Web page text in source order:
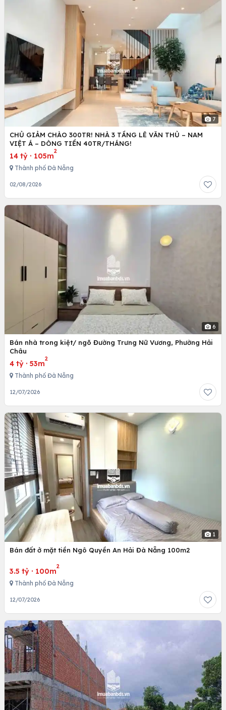
7
CHỦ GIẢM CHÀO 300TR! NHÀ 3 TẦNG LÊ VĂN THỦ – NAM
VIỆT Á – DÒNG TIỀN 40TR/THÁNG!
14 tỷ · 105m
2
Thành phố Đà Nẵng
02/08/2026
6
Bán nhà trong kiệt/ ngõ Đường Trưng Nữ Vương, Phường Hải
Châu
4 tỷ · 53m
2
Thành phố Đà Nẵng
12/07/2026
1
Bán đất ở mặt tiền Ngô Quyền An Hải Đà Nẵng 100m2
3.5 tỷ · 100m
2
Thành phố Đà Nẵng
12/07/2026